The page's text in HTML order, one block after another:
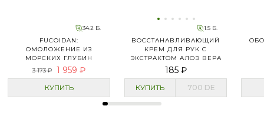
34.2 Б.
FUCOIDAN:
ОМОЛОЖЕНИЕ ИЗ
МОРСКИХ ГЛУБИН
3 173 ₽
1 959 ₽
КУПИТЬ
1.5 Б.
ВОССТАНАВЛИВАЮЩИЙ
КРЕМ ДЛЯ РУК С
ЭКСТРАКТОМ АЛОЭ ВЕРА
185 ₽
КУПИТЬ 700 DE